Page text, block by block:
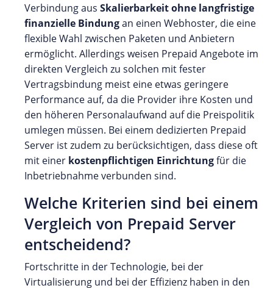
Verbindung aus Skalierbarkeit ohne langfristige
finanzielle Bindungan einen Webhoster, die eine
flexible Wahl zwischen Paketen und Anbietern
ermöglicht. Allerdings weisen Prepaid Angebote im
direkten Vergleich zu solchen mit fester
Vertragsbindung meist eine etwas geringere
Performance auf, da die Provider ihre Kosten und
den höheren Personalaufwand auf die Preispolitik
umlegen müssen. Bei einem dedizierten Prepaid
Server ist zudem zu berücksichtigen, dass diese oft
mit einer kostenpflichtigen Einrichtungfür die
Inbetriebnahme verbunden sind.
Welche Kriterien sind bei einem
Vergleich von Prepaid Server
entscheidend?
Fortschritte in der Technologie, bei der
Virtualisierung und bei der Effizienz haben in den